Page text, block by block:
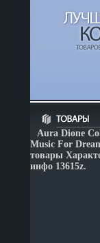
Aura Dione
Music For
товары
инфо 13615z.